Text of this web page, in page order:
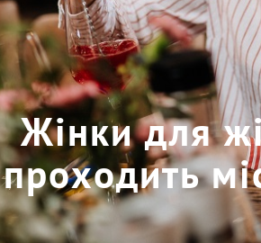
Жінки для
проходить